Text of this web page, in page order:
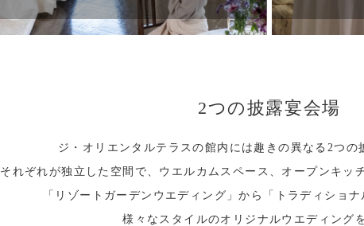
2つの披露宴会場
ジ・オリエンタルテラスの館内には 趣きの異なる2つの
それぞれが独立した空間で、ウエルカムスペース、オープンキッ
「リゾートガーデンウエディング」から
「トラディショ
様々なスタイルのオリジナルウエディング